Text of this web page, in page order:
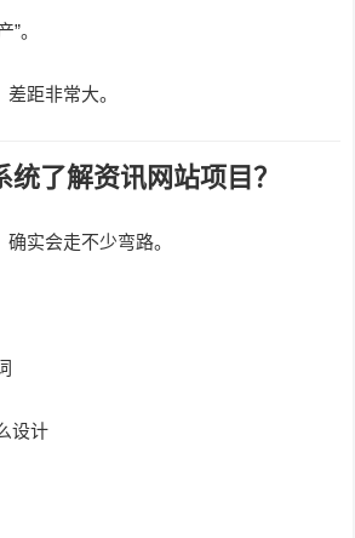
。
距非常大。
了解资讯网站项目？
实会走不少弯路。
设计